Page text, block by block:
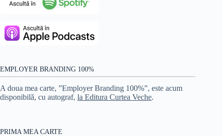
EMPLOYER BRANDING 100%
A doua mea carte, ”Employer Branding 100%”, este acum
disponibilă, cu autograf, la Editura Curtea Veche.
PRIMA MEA CARTE